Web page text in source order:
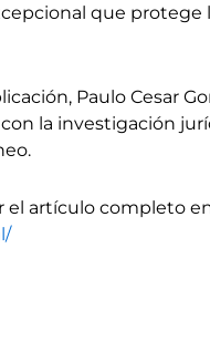
que protege
Paulo Cesar
la investigación
el artículo completo